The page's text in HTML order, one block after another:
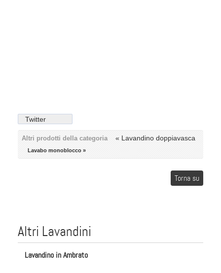
Twitter
Altri prodotti della categoria « Lavandino doppiavasca
Lavabo monoblocco »
Torna su
Altri Lavandini
Lavandino in Ambrato